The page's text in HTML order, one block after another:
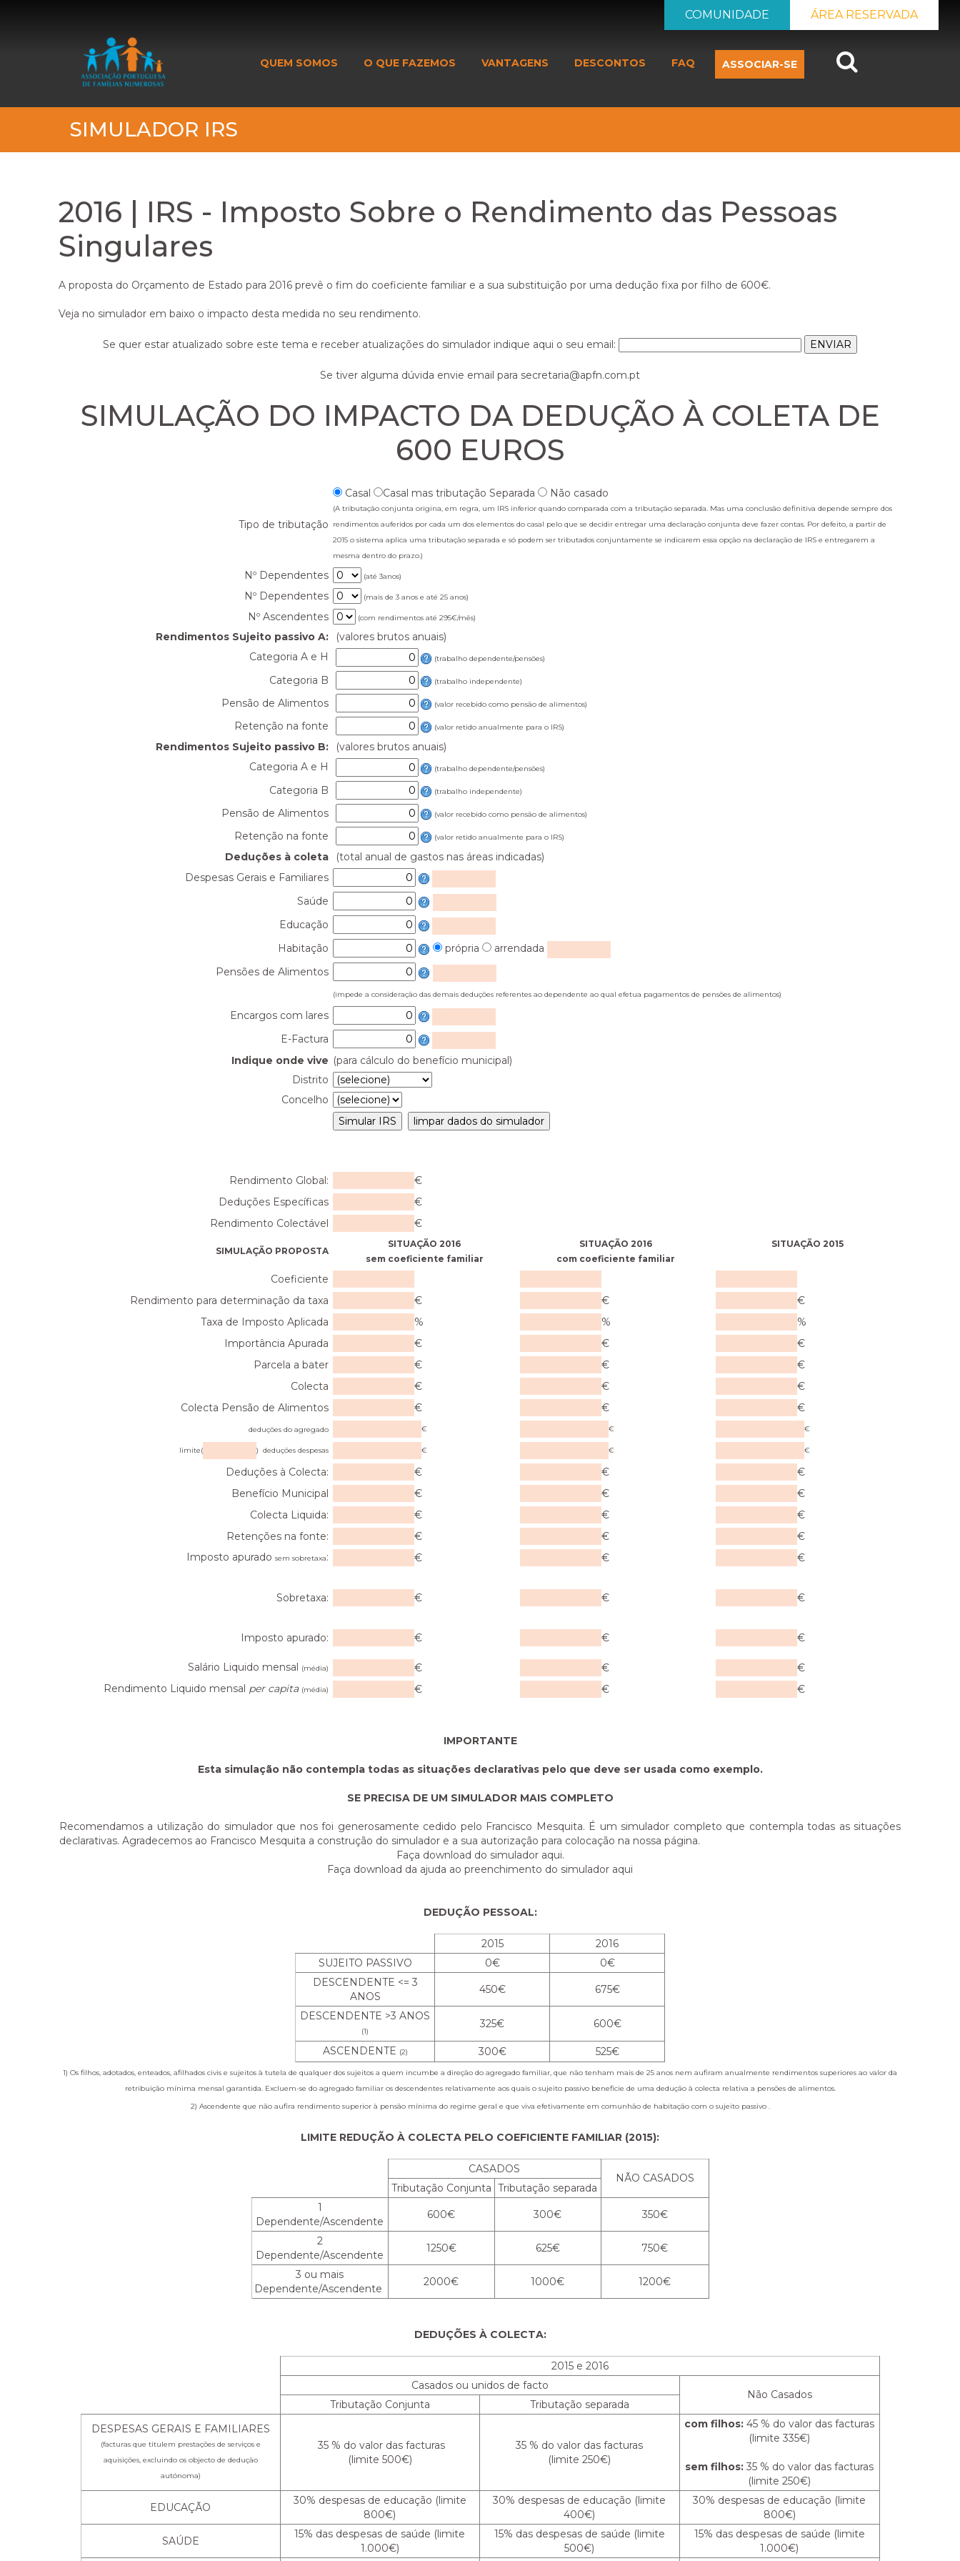
ÁREA RESERVADA
COMUNIDADE
QUEM SOMOS O QUE FAZEMOS VANTAGENS DESCONTOS FAQ ASSOCIAR-SE
SIMULADOR IRS
2016 | IRS - Imposto Sobre o Rendimento das Pessoas
Singulares
A proposta do Orçamento de Estado para 2016 prevê o fim do coeficiente familiar e a sua substituição por uma dedução fixa por filho de 600€.
Veja no simulador em baixo o impacto desta medida no seu rendimento.
Se quer estar atualizado sobre este tema e receber atualizações do simulador indique aqui o seu email:
Se tiver alguma dúvida envie email para secretaria@apfn.com.pt
SIMULAÇÃO DO IMPACTO DA DEDUÇÃO À COLETA DE
600 EUROS
Tipo de tributação
Casal Casal mas tributação Separada Não casado
(A tributação conjunta origina, em regra, um IRS inferior quando comparada com a tributação separada. Mas uma conclusão definitiva depende sempre dos
rendimentos auferidos por cada um dos elementos do casal pelo que se decidir entregar uma declaração conjunta deve fazer contas. Por defeito, a partir de
2015 o sistema aplica uma tributação separada e só podem ser tributados conjuntamente se indicarem essa opção na declaração de IRS e entregarem a
mesma dentro do prazo.)
Nº Dependentes (até 3anos)
Nº Dependentes (mais de 3 anos e até 25 anos)
Nº Ascendentes (com rendimentos até 295€/mês)
Rendimentos Sujeito passivo A:
(valores brutos anuais)
Categoria A e H
(trabalho dependente/pensões)
Categoria B (trabalho independente)
Pensão de Alimentos (valor recebido como pensão de alimentos)
Retenção na fonte (valor retido anualmente para o IRS)
Rendimentos Sujeito passivo B:
(valores brutos anuais)
Categoria A e H
(trabalho dependente/pensões)
Categoria B (trabalho independente)
Pensão de Alimentos (valor recebido como pensão de alimentos)
Retenção na fonte (valor retido anualmente para o IRS)
Deduções à coleta
(total anual de gastos nas áreas indicadas)
Despesas Gerais e Familiares
Saúde
Educação
Habitação
própria
arrendada
Pensões de Alimentos
(impede a consideração das demais deduções referentes ao dependente ao qual efetua pagamentos de pensões de alimentos)
Encargos com lares
E-Factura
Indique onde vive (para cálculo do benefício municipal)
Distrito
Concelho
Rendimento Global:
€
Deduções Específicas
€
Rendimento Colectável
€
SIMULAÇÃO PROPOSTA
SITUAÇÃO 2016
sem coeficiente familiar
SITUAÇÃO 2016
com coeficiente familiar
SITUAÇÃO 2015
Coeficiente
Rendimento para determinação da taxa
€ €
€
Taxa de Imposto Aplicada
% %
%
Importância Apurada
€ €
€
Parcela a bater
€ €
€
Colecta
€ €
€
Colecta Pensão de Alimentos
€ € €
deduções do agregado € € €
limite( ) deduções despesas € € €
Deduções à Colecta: € €
€
Benefício Municipal
€ €
€
Colecta Liquida:
€ €
€
Retenções na fonte:
€ €
€
Imposto apurado sem sobretaxa: € € €
Sobretaxa: € € €
Imposto apurado: € € €
Salário Liquido mensal (média) € €
€
Rendimento Liquido mensal per capita (média) € € €
IMPORTANTE
Esta simulação não contempla todas as situações declarativas pelo que deve ser usada como exemplo.
SE PRECISA DE UM SIMULADOR MAIS COMPLETO
Recomendamos a utilização do simulador que nos foi generosamente cedido pelo Francisco Mesquita. É um simulador completo que contempla todas as situações
declarativas. Agradecemos ao Francisco Mesquita a construção do simulador e a sua autorização para colocação na nossa página.
Faça download do simulador aqui.
Faça download da ajuda ao preenchimento do simulador aqui
DEDUÇÃO PESSOAL:
2015
2016
SUJEITO PASSIVO
0€
0€
DESCENDENTE <= 3
ANOS
450€ 675€
DESCENDENTE >3 ANOS
(1)
325€ 600€
ASCENDENTE (2) 300€ 525€
1) Os filhos, adotados, enteados, afilhados civis e sujeitos à tutela de qualquer dos sujeitos a quem incumbe a direção do agregado familiar, que não tenham mais de 25 anos nem aufiram anualmente rendimentos superiores ao valor da
retribuição mínima mensal garantida. Excluem-se do agregado familiar os descendentes relativamente aos quais o sujeito passivo beneficie de uma dedução à colecta relativa a pensões de alimentos.
2) Ascendente que não aufira rendimento superior à pensão mínima do regime geral e que viva efetivamente em comunhão de habitação com o sujeito passivo .
LIMITE REDUÇÃO À COLECTA PELO COEFICIENTE FAMILIAR (2015):
CASADOS
NÃO CASADOS
Tributação Conjunta Tributação separada
1
Dependente/Ascendente
600€ 300€ 350€
2
Dependente/Ascendente
1250€ 625€ 750€
3 ou mais
Dependente/Ascendente
2000€ 1000€ 1200€
DEDUÇÕES À COLECTA:
2015 e 2016
Casados ou unidos de facto
Não Casados
Tributação Conjunta
Tributação separada
DESPESAS GERAIS E FAMILIARES
(facturas que titulem prestações de serviços e
aquisições, excluindo os objecto de dedução
autónoma)
35 % do valor das facturas
(limite 500€)
35 % do valor das facturas
(limite 250€)
com filhos: 45 % do valor das facturas
(limite 335€)
sem filhos: 35 % do valor das facturas
(limite 250€)
EDUCAÇÃO
30% despesas de educação (limite
800€)
30% despesas de educação (limite
400€)
30% despesas de educação (limite
800€)
SAÚDE
15% das despesas de saúde (limite
1.000€)
15% das despesas de saúde (limite
500€)
15% das despesas de saúde (limite
1.000€)